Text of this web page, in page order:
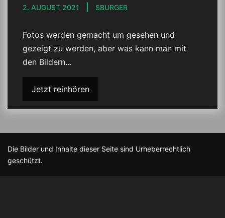
2. AUGUST 2021 SBURGER
Fotos werden gemacht um gesehen und
gezeigt zu werden, aber was kann man mit
den Bildern…
Jetzt reinhören
Die Bilder und Inhalte dieser Seite sind Urheberrechtlich
geschützt.